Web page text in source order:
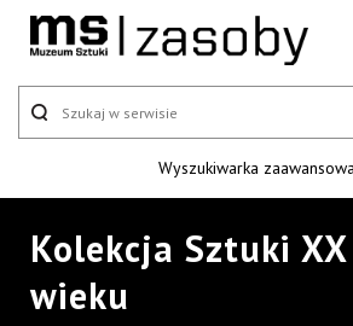
Wyszukiwarka
Kolekcja Sztuki
wieku